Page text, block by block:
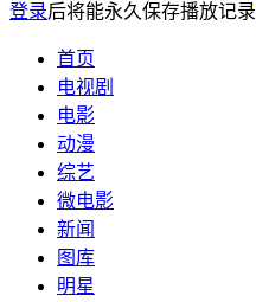
登录后将能永久保存播放记录
首页
电视剧
电影
动漫
综艺
微电影
新闻
图库
明星